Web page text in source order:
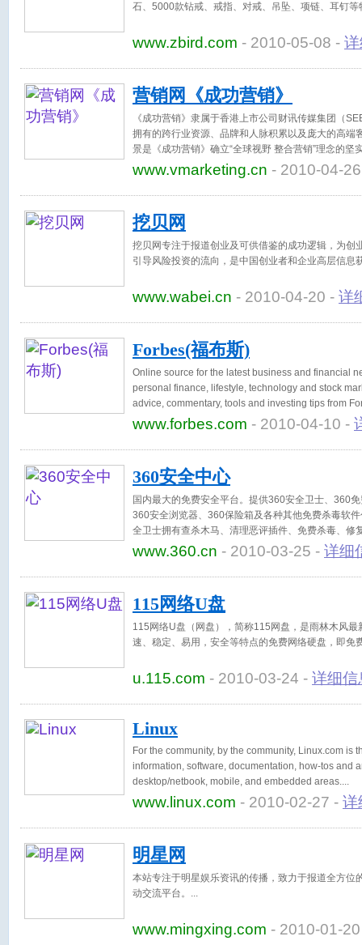
石、5000款钻戒、戒指、对戒、吊坠、项链、耳钉
www.zbird.com - 2010-05-08 -
营销网《成功营销》
《成功营销》隶属于香港上市公司财讯传媒集团（
拥有的跨行业资源、品牌和人脉积累以及庞大的高端
景是《成功营销》确立“全球视野 整合营销”理念的坚
www.vmarketing.cn - 2010-04-
挖贝网
挖贝网专注于报道创业及可供借鉴的成功逻辑，为创
引导风险投资的流向，是中国创业者和企业高层信息
www.wabei.cn - 2010-04-20 - 详
Forbes(福布斯)
Online source for the latest business and financial
personal finance, lifestyle, technology and stock
advice, commentary, tools and investing tips from
www.forbes.com - 2010-04-10 -
360安全中心
国内最大的免费安全平台。提供360安全卫士、360
360安全浏览器、360保险箱及各种其他免费杀毒软
全卫士拥有查杀木马、清理恶评插件、免费杀毒、修
能。
www.360.cn - 2010-03-25 - 详细
115网络U盘
115网络U盘（网盘），简称115网盘，是雨林木风
速、稳定、易用，安全等特点的免费网络硬盘，即免
u.115.com - 2010-03-24 - 详细信
Linux
For the community, by the community, Linux.com is
information, software, documentation, how-tos and
desktop/netbook, mobile, and embedded areas.
www.linux.com - 2010-02-27 - 详
明星网
本站专注于明星娱乐资讯的传播，致力于报道全方位
动交流平台。
www.mingxing.com - 2010-01-